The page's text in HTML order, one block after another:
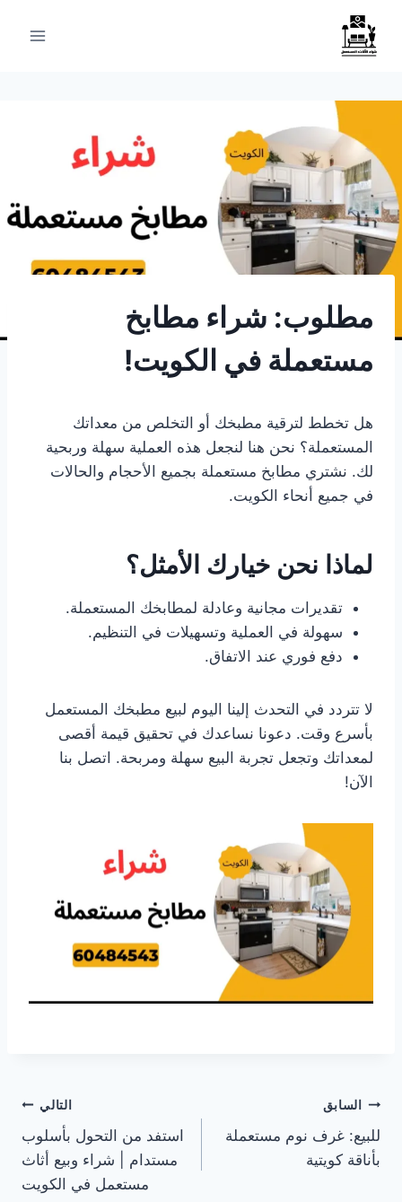
التجاوز
المحتوى
مطلوب: شراء مطابخ
مستعملة في الكويت!
هل تخطط لترقية مطبخك أو التخلص من معداتك
المستعملة؟ نحن هنا لنجعل هذه العملية سهلة وربحية
لك. نشتري مطابخ مستعملة بجميع الأحجام والحالات
في جميع أنحاء الكويت.
لماذا نحن خيارك الأمثل؟
تقديرات مجانية وعادلة لمطابخك المستعملة.
سهولة في العملية وتسهيلات في التنظيم.
دفع فوري عند الاتفاق.
لا تتردد في التحدث إلينا اليوم لبيع مطبخك المستعمل
بأسرع وقت. دعونا نساعدك في تحقيق قيمة أقصى
لمعداتك وتجعل تجربة البيع سهلة ومربحة. اتصل بنا
الآن!
تصفّح
المقالات
السابق
للبيع: غرف نوم مستعملة
بأناقة كويتية
التالي
استفد من التحول بأسلوب
مستدام | شراء وبيع أثاث
مستعمل في الكويت